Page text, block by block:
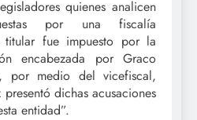
quienes analicen
por una fiscalía
titular fue impuesto por la
encabezada por Graco
por medio del vicefiscal,
dichas acusaciones
entidad”.